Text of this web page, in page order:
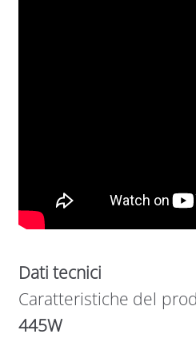
Dati tecnici
Caratteristiche del
445W